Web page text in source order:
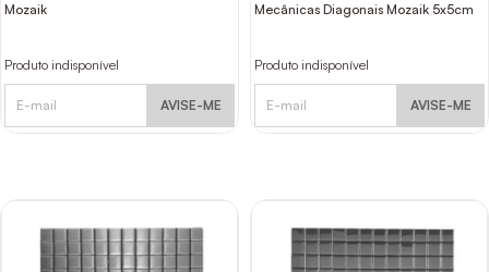
Mozaik
Produto indisponível
AVISE-ME
Mecânicas Diagonais Mozaik 5x5cm
Produto indisponível
AVISE-ME